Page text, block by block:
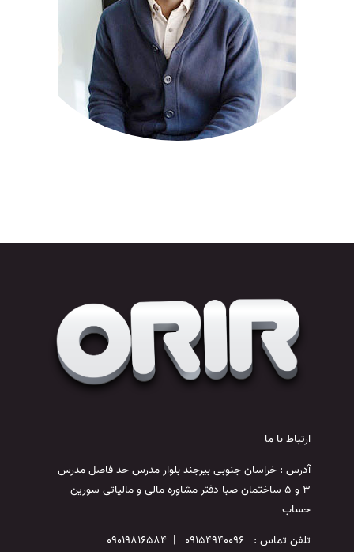
ارتباط با ما
آدرس : خراسان جنوبی بیرجند بلوار مدرس حد فاصل مدرس
3 و 5 ساختمان صبا دفتر مشاوره مالی و مالیاتی سورین
حساب
تلفن تماس : 09154940096 | 09019816584